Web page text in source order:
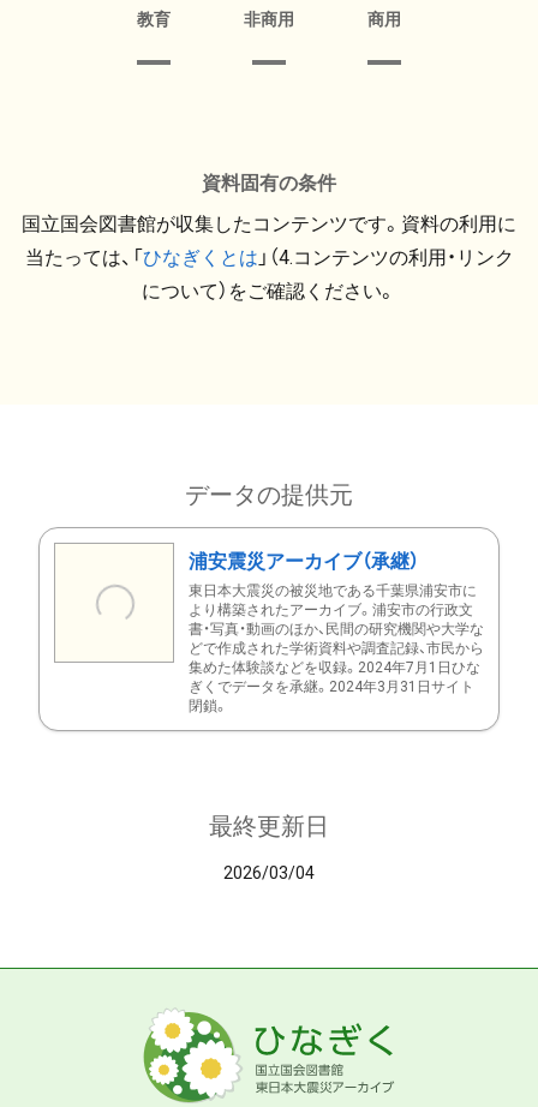
教育 非商用 商用
資料固有の条件
国立国会図書館が収集したコンテンツです。資料の利用に
当たっては、「ひなぎくとは 」（4.コンテンツの利用・リンク
について）をご確認ください。
データの提供元
浦安震災アーカイブ（承継）
東日本大震災の被災地である千葉県浦安市に
より構築されたアーカイブ。浦安市の行政文
書・写真・動画のほか、民間の研究機関や大学な
どで作成された学術資料や調査記録、市民から
集めた体験談などを収録。2024年7月1日ひな
ぎくでデータを承継。2024年3月31日サイト
閉鎖。
最終更新日
2026/03/04